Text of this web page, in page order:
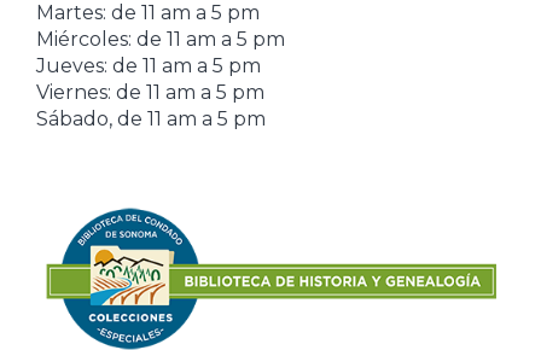
Martes: de 11 am a 5 pm
Miércoles: de 11 am a 5 pm
Jueves: de 11 am a 5 pm
Viernes: de 11 am a 5 pm
Sábado, de 11 am a 5 pm